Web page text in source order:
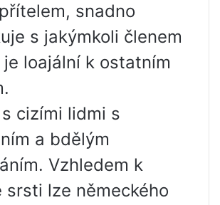
snadno
s jakýmkoli členem
loajální k ostatním
cizími lidmi s
a bdělým
Vzhledem k
srsti lze německého